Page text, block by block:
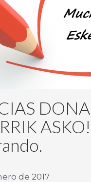
de 2017